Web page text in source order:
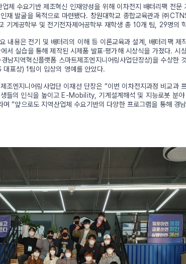
체 수요기반 제조혁신 인재양성을 위해 이차전지 배터리팩 전문
재 발굴을 목적으로 마련됐다. 창원대학교 종합교육관과 ㈜
기계공학부 및 전기전자제어공학부 재학생 총 10개 팀, 29명의
내용은 전기 및 배터리의 이해 등 이론교육과 설계, 배터리팩 제
서 실습을 통해 제작된 시제품 발표·평가해 시상식을 가졌다. 시
경남지역혁신플랫폼 스마트제조엔지니어링사업단장상)을 수상한
표상) 1팀이 입상의 영예를 안았다.
조엔지니어링사업단 이재선 단장은 “이번 이차전지과정 비교과
들의 인식을 높이고 E-Mobility, 기계설계해석 및 지능로봇 분야
“앞으로도 지역산업체 수요기반의 다양한 프로그램을 통해 경